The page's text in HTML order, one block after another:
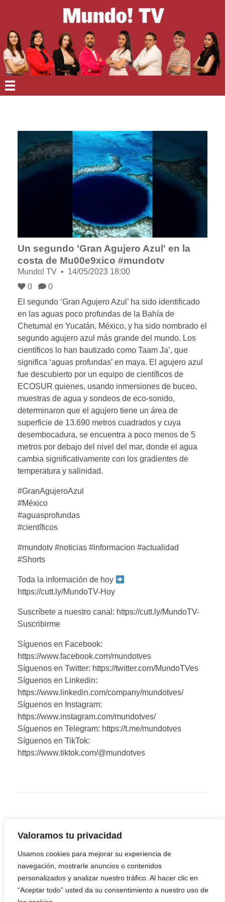
Valoramos tu privacidad
Usamos cookies para mejorar su experiencia de
navegación, mostrarle anuncios o contenidos
personalizados y analizar nuestro tráfico. Al hacer clic en
“Aceptar todo” usted da su consentimiento a nuestro uso de
Un segundo 'Gran Agujero Azul' en la
costa de Mu00e9xico #mundotv
Mundo! TV
14/05/2023 18:00
0
0
El segundo ‘Gran Agujero Azul’ ha sido identificado
en las aguas poco profundas de la Bahía de
Chetumal en Yucatán, México, y ha sido nombrado el
segundo agujero azul más grande del mundo. Los
científicos lo han bautizado como Taam Ja’, que
significa ‘aguas profundas’ en maya. El agujero azul
fue descubierto por un equipo de científicos de
ECOSUR quienes, usando inmersiones de buceo,
muestras de agua y sondeos de eco-sonido,
determinaron que el agujero tiene un área de
superficie de 13.690 metros cuadrados y cuya
desembocadura, se encuentra a poco menos de 5
metros por debajo del nivel del mar, donde el agua
cambia significativamente con los gradientes de
temperatura y salinidad.
#GranAgujeroAzul
#México
#aguasprofundas
#científicos
#mundotv #noticias #informacion #actualidad
#Shorts
Toda la información de hoy
https://cutt.ly/MundoTV-Hoy
Suscríbete a nuestro canal: https://cutt.ly/MundoTV-
Suscribirme
Síguenos en Facebook:
https://www.facebook.com/mundotves
Síguenos en Twitter: https://twitter.com/MundoTVes
Síguenos en Linkedin:
https://www.linkedin.com/company/mundotves/
Síguenos en Instagram:
https://www.instagram.com/mundotves/
Síguenos en Telegram: https://t.me/mundotves
Síguenos en TikTok:
https://www.tiktok.com/@mundotves